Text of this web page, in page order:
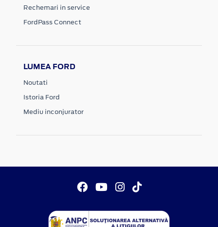
Rechemari in service
FordPass Connect
LUMEA FORD
Noutati
Istoria Ford
Mediu inconjurator